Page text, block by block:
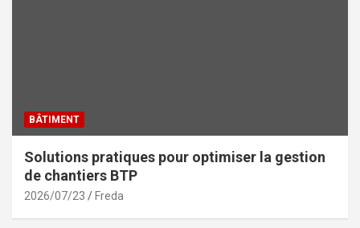
BÂTIMENT
Solutions pratiques pour optimiser la gestion
de chantiers BTP
2026/07/23 Freda